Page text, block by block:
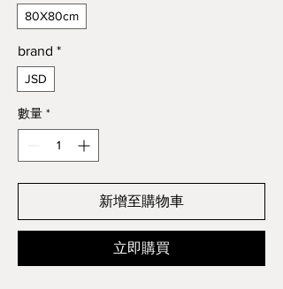
80X80cm
brand *
JSD
數量 *
新增至購物車
立即購買